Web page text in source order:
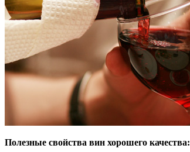
Полезные свойства вин хорошего качества: